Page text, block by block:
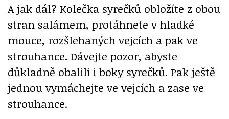
A jak dál? Kolečka syrečků obložíte z obou
stran salámem, protáhnete v hladké
mouce, rozšlehaných vejcích a pak ve
strouhance. Dávejte pozor, abyste
důkladně obalili i boky syrečků. Pak ještě
jednou vymáchejte ve vejcích a zase ve
strouhance.